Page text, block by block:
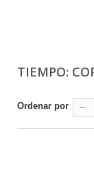
TIEMPO:
Ordenar por --